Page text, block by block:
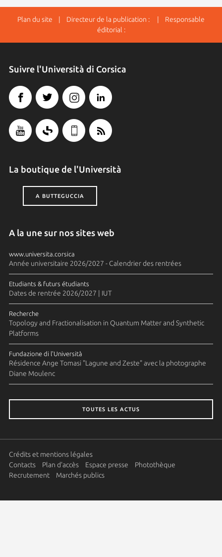
Plan du site | Directeur de la publication : | Responsable
éditorial :
Suivre l'Università di Corsica
La boutique de l'Università
A BUTTEGUCCIA
A la une sur nos sites web
www.universita.corsica
Année universitaire 2026/2027 - Calendrier des rentrées
Etudiants & futurs étudiants
Dates de rentrée 2026/2027 | IUT
Recherche
Topology and Fractionalisation in Quantum Matter and Synthetic
Platforms
Fundazione di l'Università
Résidence Ange Tomasi "Lagune and Zeste" avec la photographe
Diane Moulenc
TOUTES LES ACTUS
Crédits et mentions légales
Contacts
Plan d'accès Espace presse
Photothèque
Recrutement
Marchés publics